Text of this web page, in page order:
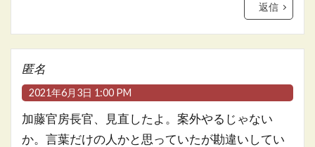
返信
匿名
2021年6月3日 1:00 PM
加藤官房長官、見直したよ。案外やるじゃない
か。言葉だけの人かと思っていたが勘違いしてい